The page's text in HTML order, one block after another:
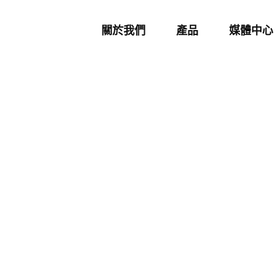
關於我們 產品 媒體中心